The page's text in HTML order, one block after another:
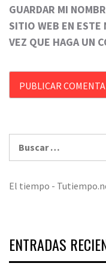
GUARDAR MI
SITIO WEB EN ESTE
VEZ QUE HAGA UN
El tiempo -
ENTRADAS